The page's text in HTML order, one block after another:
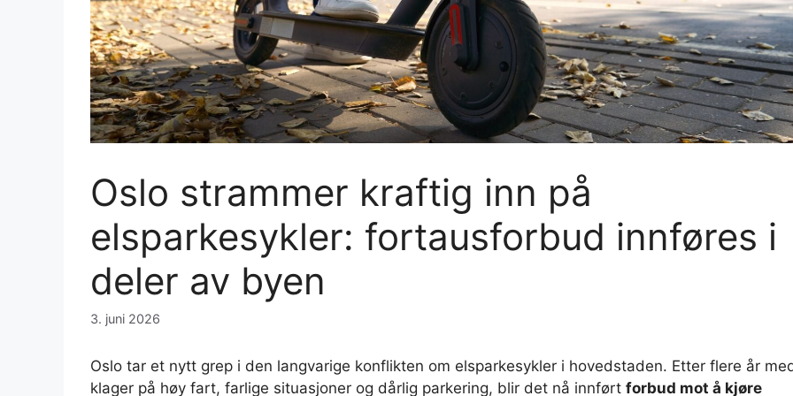
Oslo strammer kraftig inn på
elsparkesykler: fortausforbud innføres i
deler av byen
3. juni 2026
Oslo tar et nytt grep i den langvarige konflikten om elsparkesykler i hovedstaden. Etter flere år
klager på høy fart, farlige situasjoner og dårlig parkering, blir det nå innført forbud mot å kjøre